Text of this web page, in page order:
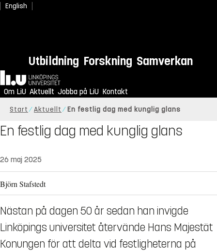
English
Utbildning Forskning Samverkan
Hem
Om LiU Aktuellt Jobba på LiU Kontakt
Start Aktuellt En festlig dag med kunglig glans
En festlig dag med kunglig glans
26 maj 2025
Björn Stafstedt
Nästan på dagen 50 år sedan han invigde
Linköpings universitet återvände Hans Majestät
Konungen för att delta vid festligheterna på